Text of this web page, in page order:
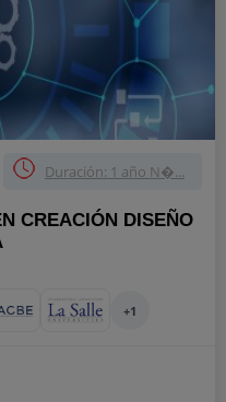
Duración: 1 año N�...
CREACIÓN DISEÑO
+1